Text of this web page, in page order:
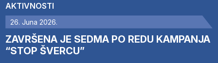
AKTIVNOSTI
26. Juna 2026.
ZAVRŠENA JE SEDMA PO REDU KAMPANJA
“STOP ŠVERCU”